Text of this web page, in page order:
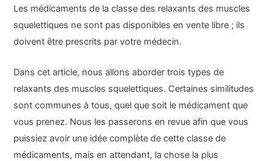
Les médicaments de la classe des relaxants des muscles
squelettiques ne sont pas disponibles en vente libre ; ils
doivent être prescrits par votre médecin.
Dans cet article, nous allons aborder trois types de
relaxants des muscles squelettiques. Certaines similitudes
sont communes à tous, quel que soit le médicament que
vous prenez. Nous les passerons en revue afin que vous
puissiez avoir une idée complète de cette classe de
médicaments, mais en attendant, la chose la plus